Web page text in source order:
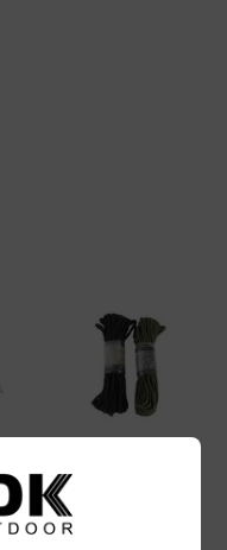
Paracord
5 mm x 15 m,
grøn